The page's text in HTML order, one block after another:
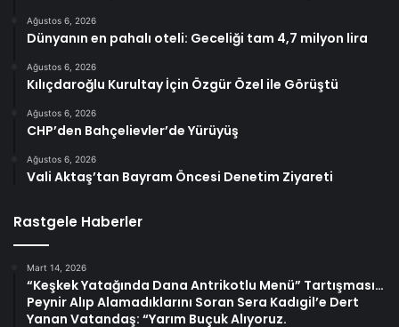
Ağustos 6, 2026
Dünyanın en pahalı oteli: Geceliği tam 4,7 milyon lira
Ağustos 6, 2026
Kılıçdaroğlu Kurultay İçin Özgür Özel ile Görüştü
Ağustos 6, 2026
CHP’den Bahçelievler’de Yürüyüş
Ağustos 6, 2026
Vali Aktaş’tan Bayram Öncesi Denetim Ziyareti
Rastgele Haberler
Mart 14, 2026
“Keşkek Yatağında Dana Antrikotlu Menü” Tartışması…
Peynir Alıp Alamadıklarını Soran Sera Kadıgil’e Dert
Yanan Vatandaş: “Yarım Buçuk Alıyoruz.